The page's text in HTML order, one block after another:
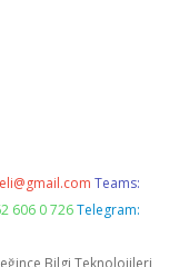
Teams:
606 0 726 Telegram:
Bilgi Teknolojileri